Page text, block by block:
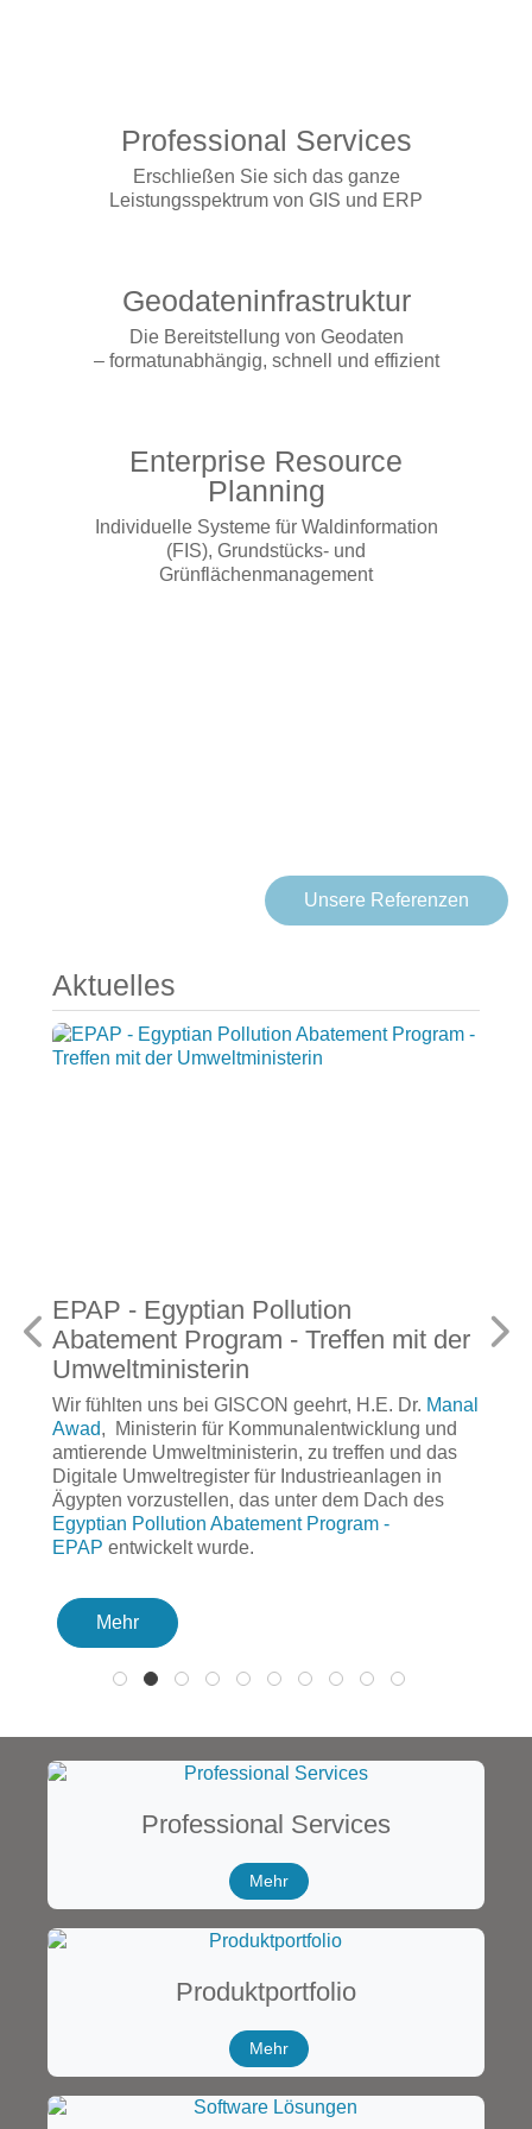
Professional Services
Erschließen Sie sich das ganze
Leistungsspektrum von GIS und ERP
Geodateninfrastruktur
Die Bereitstellung von Geodaten
– formatunabhängig, schnell und effizient
Enterprise Resource
Planning
Individuelle Systeme für Waldinformation
(FIS), Grundstücks- und
Grünflächenmanagement
Unsere Referenzen
Aktuelles
mit der
H.E. Dr. Manal
und
und das
in
Dach des
Besuch der Esri Konferenz
Bonn
GIS verbindet – Ein Blick in die Zukunft der
Geodaten.
Unser Team der GISCON
hatte in diesem Jahr die Gelegenheit, an
Konferenz teilzunehmen – einem der
Branchentreffen für
räumliche Analysen und digitale Kartierung.
1 2 3 4 5 6 7 8 9 10
Professional Services
Mehr
Produktportfolio
Mehr